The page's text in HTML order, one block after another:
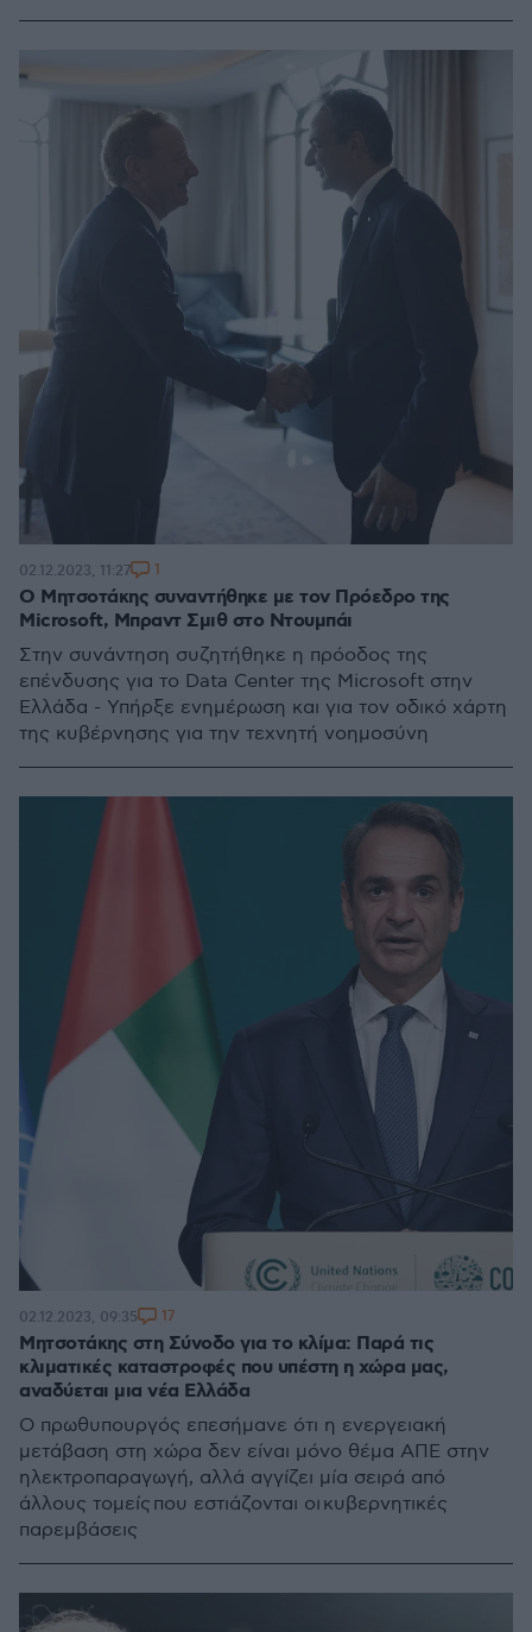
Ο Μητσοτάκης συναντήθηκε με τον Πρόεδρο της
Microsoft, Μπραντ Σμιθ στο Ντουμπάι
Στην συνάντηση συζητήθηκε η πρόοδος της
επένδυσης για το Data Center της Microsoft στην
Ελλάδα - Υπήρξε ενημέρωση και για τον οδικό χάρτη
της κυβέρνησης για την τεχνητή νοημοσύνη
02.12.2023, 11:27 1
Μητσοτάκης στη Σύνοδο για το κλίμα: Παρά τις
κλιματικές καταστροφές που υπέστη η χώρα μας,
αναδύεται μια νέα Ελλάδα
O πρωθυπουργός επεσήμανε ότι η ενεργειακή
μετάβαση στη χώρα δεν είναι μόνο θέμα ΑΠΕ στην
ηλεκτροπαραγωγή, αλλά αγγίζει μία σειρά από
άλλους τομείς που εστιάζονται οι κυβερνητικές
παρεμβάσεις
02.12.2023, 09:35 17